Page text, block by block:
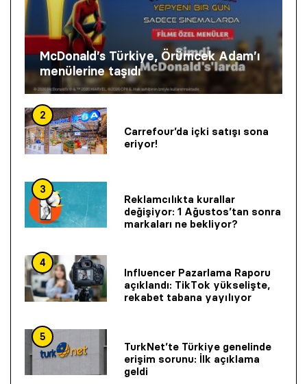
McDonald’s Türkiye, Örümcek Adam’ı
menülerine taşıdı
2
Carrefour’da içki satışı sona
eriyor!
3
Reklamcılıkta kurallar
değişiyor: 1 Ağustos’tan sonra
markaları ne bekliyor?
4
Influencer Pazarlama Raporu
açıklandı: TikTok yükselişte,
rekabet tabana yayılıyor
5
TurkNet’te Türkiye genelinde
erişim sorunu: İlk açıklama
geldi